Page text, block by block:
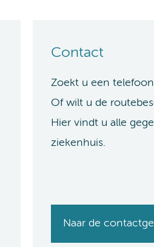
Contact
Zoekt u een
Of wilt u de
Hier vindt u alle
ziekenhuis.
Naar de